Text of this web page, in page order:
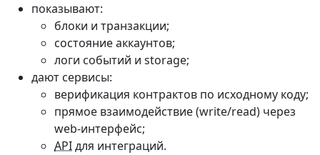
показывают:
блоки и транзакции;
состояние аккаунтов;
логи событий и storage;
дают сервисы:
верификация контрактов по исходному коду;
прямое взаимодействие (write/read) через
web-интерфейс;
APIдля интеграций.